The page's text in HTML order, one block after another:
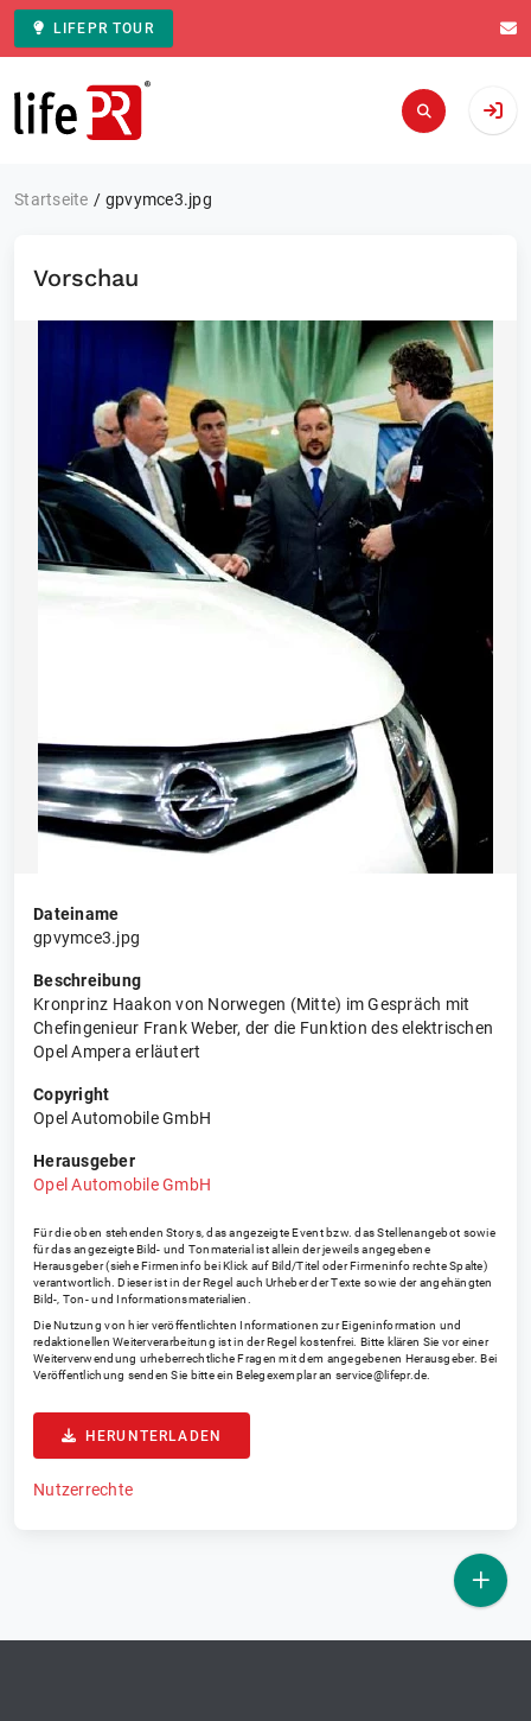
LIFEPR TOUR
Zur Startseite
Startseite gpvymce3.jpg
Vorschau
Dateiname
gpvymce3.jpg
Beschreibung
Kronprinz Haakon von Norwegen (Mitte) im Gespräch mit
Chefingenieur Frank Weber, der die Funktion des elektrischen
Opel Ampera erläutert
Copyright
Opel Automobile GmbH
Herausgeber
Opel Automobile GmbH
Für die oben stehenden Storys, das angezeigte Event bzw. das Stellenangebot sowie
für das angezeigte Bild- und Tonmaterial ist allein der jeweils angegebene
Herausgeber (siehe Firmeninfo bei Klick auf Bild/Titel oder Firmeninfo rechte Spalte)
verantwortlich. Dieser ist in der Regel auch Urheber der Texte sowie der angehängten
Bild-, Ton- und Informationsmaterialien.
Die Nutzung von hier veröffentlichten Informationen zur Eigeninformation und
redaktionellen Weiterverarbeitung ist in der Regel kostenfrei. Bitte klären Sie vor einer
Weiterverwendung urheberrechtliche Fragen mit dem angegebenen Herausgeber. Bei
Veröffentlichung senden Sie bitte ein Belegexemplar an service@lifepr.de
HERUNTERLADEN
Nutzerrechte